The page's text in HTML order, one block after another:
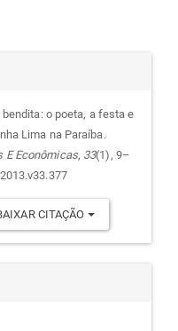
bendita: o poeta, a festa e
Lima na Paraíba.
E Econômicas, 33(1), 9–
CITAÇÃO